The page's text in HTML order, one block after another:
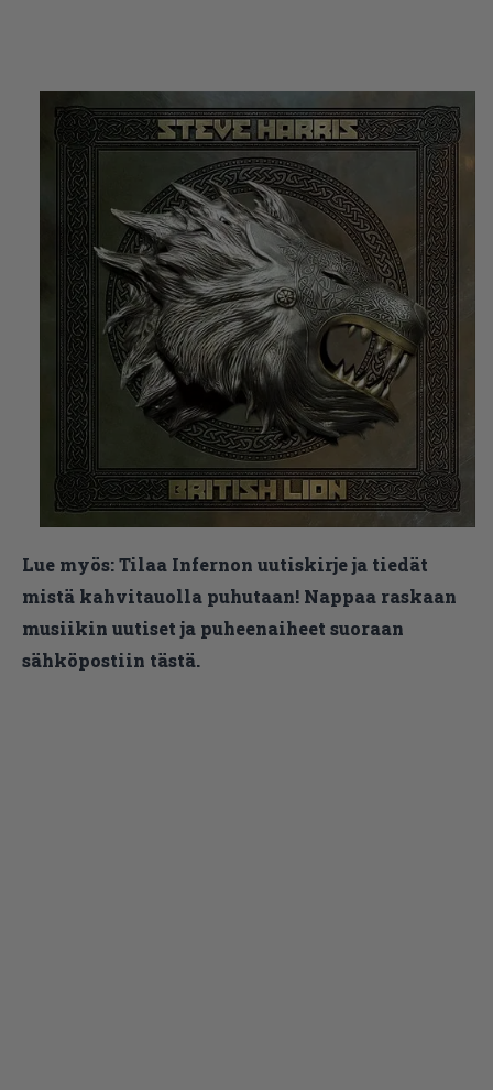
Lue myös:Tilaa Infernon uutiskirje ja tiedät
mistä kahvitauolla puhutaan! Nappaa raskaan
musiikin uutiset ja puheenaiheet suoraan
sähköpostiin tästä.